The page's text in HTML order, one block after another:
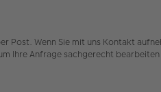
Wenn Sie mit uns Kontakt
Ihre Anfrage sachgerecht